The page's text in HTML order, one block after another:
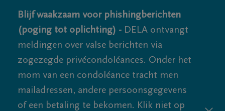
Blijf waakzaam voor phishingberichten
(poging tot oplichting) - DELA ontvangt
meldingen over valse berichten via
zogezegde privécondoléances. Onder het
mom van een condoléance tracht men
mailadressen, andere persoonsgegevens
of een betaling te bekomen. Klik niet op